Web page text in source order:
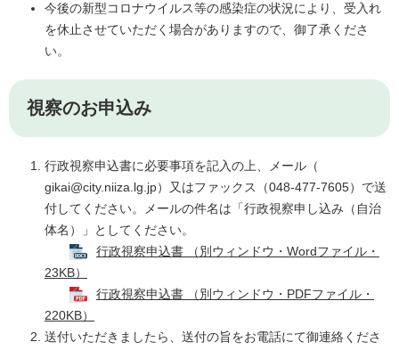
今後の新型コロナウイルス等の感染症の状況により、受入れ
を休止させていただく場合がありますので、御了承くださ
い。​
視察のお申込み
行政視察申込書に必要事項を記入の上、メール（
gikai@city.niiza.lg.jp）又 はファックス（048-477-7605）で送
付してください。メールの件名は「行政視察申し込み（自治
体名）」としてください。​
行政視察申込書 （別ウィンドウ・Wordファイル・
23KB）
行政視察申込書 （別ウィンドウ・PDFファイル・
220KB）
送付いただきましたら、送付の旨をお電話にて御連絡くださ